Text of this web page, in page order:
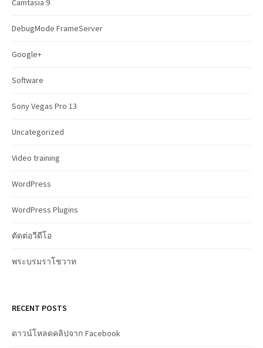
r
Camtasia 9
DebugMode FrameServer
Google+
Software
Sony Vegas Pro 13
Uncategorized
Video training
WordPress
WordPress Plugins
ตัดต่อวีดีโอ
พระบรมราโชวาท
RECENT POSTS
ดาวน์โหลดคลิปจาก Facebook